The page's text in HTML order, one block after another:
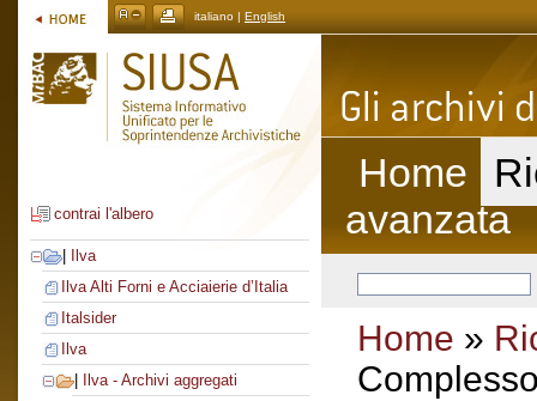
italiano | English
contrai l'albero
Ilva
Ilva Alti Forni e Acciaierie d’Italia
Italsider
Ilva
Ilva - Archivi aggregati
Home
avanzata
Home »